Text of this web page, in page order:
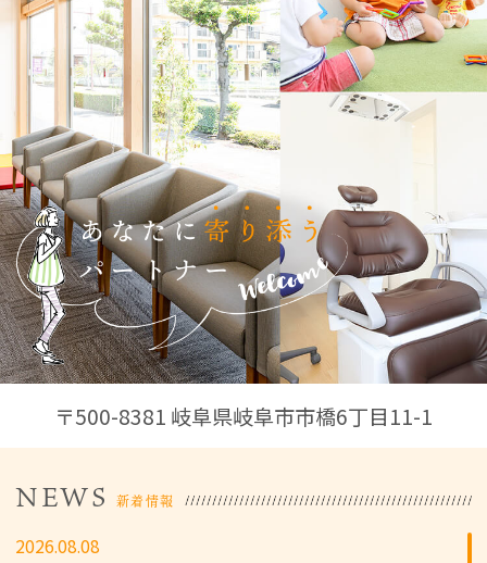
〒500-8381 岐阜県岐阜市市橋6丁目11-1
NEWS 新着情報
2026.08.08